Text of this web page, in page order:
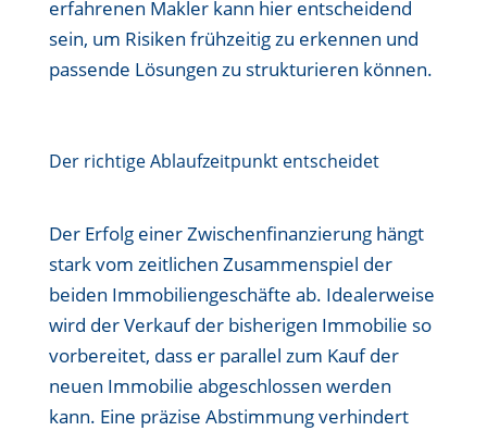
erfahrenen Makler kann hier entscheidend
sein, um Risiken frühzeitig zu erkennen und
passende Lösungen zu strukturieren können.
Der richtige Ablaufzeitpunkt entscheidet
Der Erfolg einer Zwischenfinanzierung hängt
stark vom zeitlichen Zusammenspiel der
beiden Immobiliengeschäfte ab. Idealerweise
wird der Verkauf der bisherigen Immobilie so
vorbereitet, dass er parallel zum Kauf der
neuen Immobilie abgeschlossen werden
kann. Eine präzise Abstimmung verhindert